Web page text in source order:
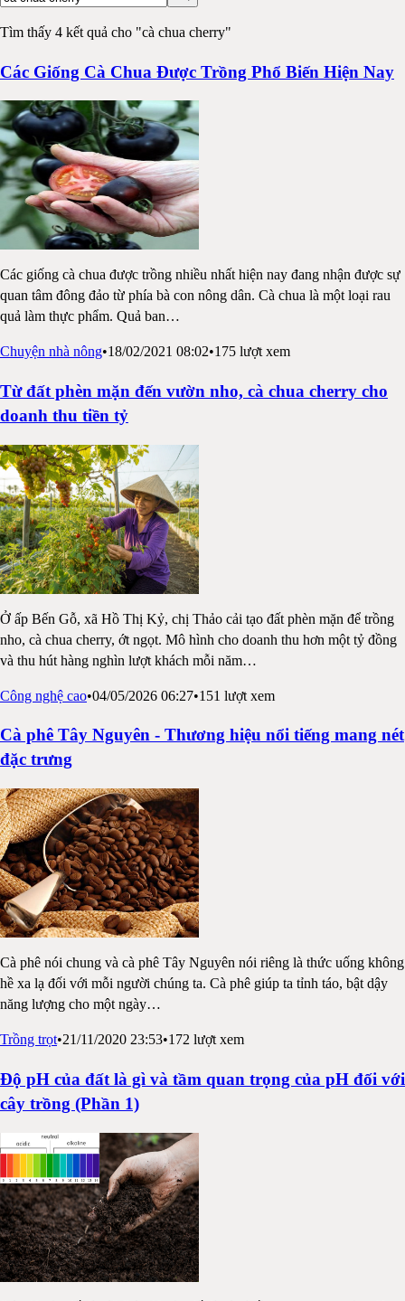
Tìm thấy 4 kết quả cho "cà chua cherry"
Các Giống Cà Chua Được Trồng Phổ Biến Hiện Nay
Các giống cà chua được trồng nhiều nhất hiện nay đang nhận được sự
quan tâm đông đảo từ phía bà con nông dân. Cà chua là một loại rau
quả làm thực phẩm. Quả ban…
Chuyện nhà nông•18/02/2021 08:02•175 lượt xem
Từ đất phèn mặn đến vườn nho, cà chua cherry cho
doanh thu tiền tỷ
Ở ấp Bến Gỗ, xã Hồ Thị Kỷ, chị Thảo cải tạo đất phèn mặn để trồng
nho, cà chua cherry, ớt ngọt. Mô hình cho doanh thu hơn một tỷ đồng
và thu hút hàng nghìn lượt khách mỗi năm…
Công nghệ cao•04/05/2026 06:27•151 lượt xem
Cà phê Tây Nguyên - Thương hiệu nổi tiếng mang nét
đặc trưng
Cà phê nói chung và cà phê Tây Nguyên nói riêng là thức uống không
hề xa lạ đối với mỗi người chúng ta. Cà phê giúp ta tỉnh táo, bật dậy
năng lượng cho một ngày…
Trồng trọt•21/11/2020 23:53•172 lượt xem
Độ pH của đất là gì và tầm quan trọng của pH đối với
cây trồng (Phần 1)